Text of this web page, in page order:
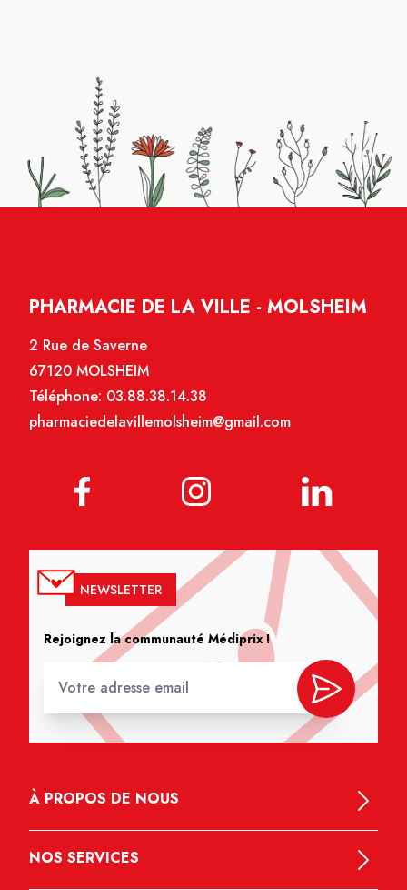
PHARMACIE DE LA VILLE - MOLSHEIM
2 Rue de Saverne
67120 MOLSHEIM
Téléphone: 03.88.38.14.38
pharmaciedelavillemolsheim@gmail.com
NEWSLETTER
Rejoignez la communauté Médiprix !
À PROPOS DE NOUS
NOS SERVICES